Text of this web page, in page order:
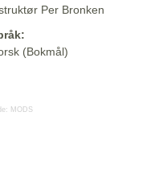
Per Bronken
(Bokmål)
MODS